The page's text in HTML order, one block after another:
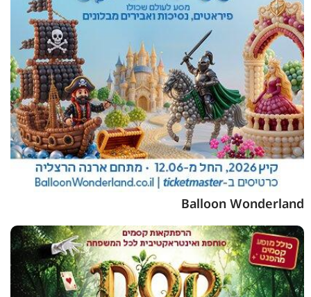
Balloon Wonderland